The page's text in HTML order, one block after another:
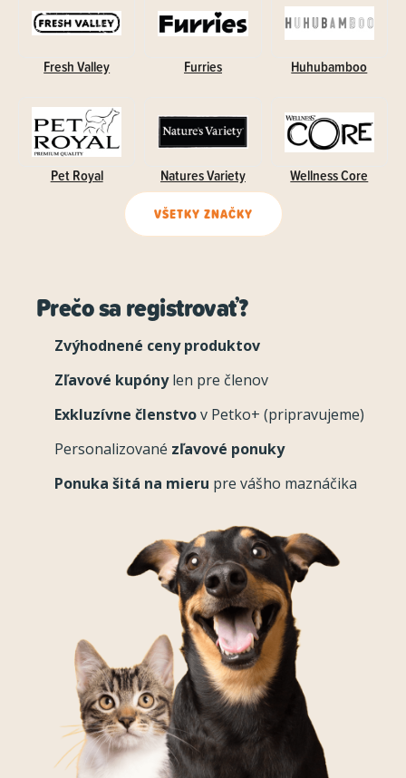
Fresh Valley Furries Huhubamboo
Pet Royal Natures Variety Wellness Core
VŠETKY ZNAČKY
Prečo sa registrovať?
Zvýhodnené ceny produktov
Zľavové kupónylen pre členov
Exkluzívne členstvov Petko+ (pripravujeme)
Personalizované zľavové ponuky
Ponuka šitá na mieru pre vášho maznáčika